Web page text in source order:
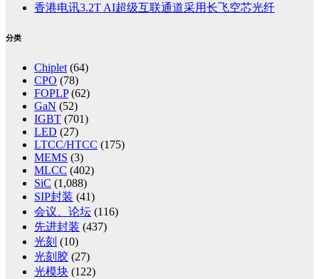
香港电讯3.2T AI超级互联通道采用长飞空芯光纤
分类
Chiplet (64)
CPO (78)
FOPLP(62)
GaN (52)
IGBT (701)
LED (27)
LTCC/HTCC (175)
MEMS (3)
MLCC (402)
SiC (1,088)
SIP封装 (41)
会议、论坛 (116)
先进封装 (437)
光刻 (10)
光刻胶 (27)
光模块 (122)